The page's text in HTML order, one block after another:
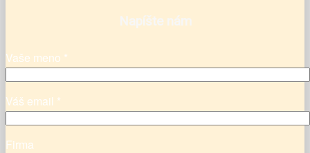
Napíšte nám
Vaše meno *
Váš email *
Firma